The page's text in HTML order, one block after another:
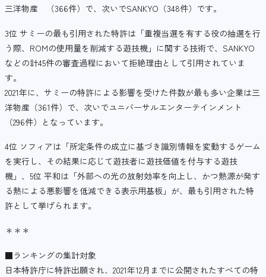
三洋物産 （366件）で、次いでSANKYO（348件）です。
3位 サミーの最も引用された特許は「重複当選を有する役の抽選を行
う際、ROMの使用量を削減する遊技機」に関する技術で、SANKYO
などの計45件の審査過程において拒絶理由として引用されていま
す。
2021年に、サミーの特許による影響を受けた件数が最も多い企業は三
洋物産（361件）で、次いでユニバーサルエンターテインメント
（296件）となっています。
4位 ソフィアは「所定条件の成立に基づき識別情報を変動するゲーム
を実行し、その結果に応じて遊技者に遊技価値を付与する遊技
機」、5位 平和は「外部への光の放射効率を向上し、かつ熱源が発す
る熱による悪影響を低減できる表示用基板」が、最も引用された特
許として挙げられます。
＊＊＊
■ランキングの集計対象
日本特許庁に特許出願され、2021年12月までに公開されたすべての特